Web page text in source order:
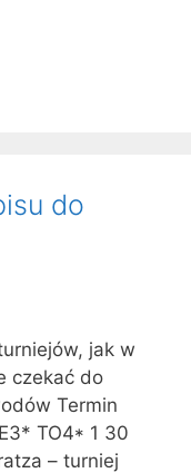
do
jak w
czekać do
Termin
TO4* 1 30
– turniej